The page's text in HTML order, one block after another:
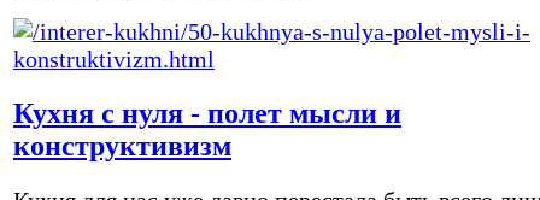
Кухня с нуля - полет мысли и
конструктивизм